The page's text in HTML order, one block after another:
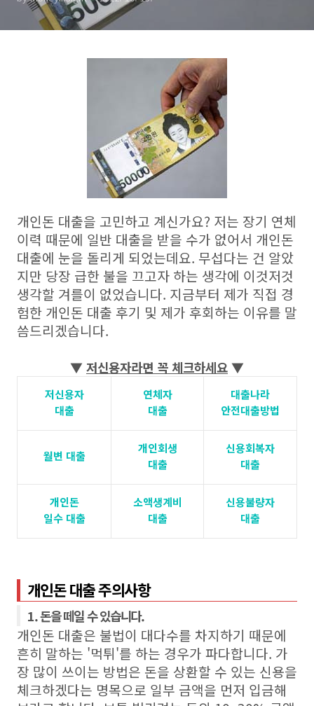
개인돈 대출을 고민하고 계신가요? 저는 장기 연체
이력 때문에 일반 대출을 받을 수가 없어서 개인돈
대출에 눈을 돌리게 되었는데요. 무섭다는 건 알았
지만 당장 급한 불을 끄고자 하는 생각에 이것저것
생각할 겨를이 없었습니다. 지금부터 제가 직접 경
험한 개인돈 대출 후기 및 제가 후회하는 이유를 말
씀드리겠습니다.
▼ 저신용자라면 꼭 체크하세요▼
저신용자
대출
연체자
대출
대출나라
안전대출방법
월변 대출
개인회생
대출
신용회복자
대출
개인돈
일수 대출
소액생계비
대출
신용불량자
대출
개인돈 대출 주의사항
1. 돈을 떼일 수 있습니다.
개인돈 대출은 불법이 대다수를 차지하기 때문에
흔히 말하는 '먹튀'를 하는 경우가 파다합니다. 가
장 많이 쓰이는 방법은 돈을 상환할 수 있는 신용을
체크하겠다는 명목으로 일부 금액을 먼저 입금해